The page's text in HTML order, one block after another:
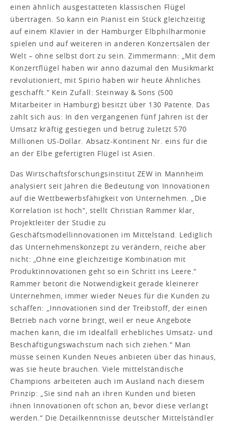
einen ähnlich ausgestatteten klassischen Flügel
übertragen. So kann ein Pianist ein Stück gleichzeitig
auf einem Klavier in der Hamburger Elbphilharmonie
spielen und auf weiteren in anderen Konzertsälen der
Welt – ohne selbst dort zu sein. Zimmermann: „Mit dem
Konzertflügel haben wir anno dazumal den Musikmarkt
revolutioniert, mit Spirio haben wir heute Ähnliches
geschafft.“ Kein Zufall: Steinway & Sons (500
Mitarbeiter in Hamburg) besitzt über 130 Patente. Das
zahlt sich aus: In den vergangenen fünf Jahren ist der
Umsatz kräftig gestiegen und betrug zuletzt 570
Millionen US-Dollar. Absatz-Kontinent Nr. eins für die
an der Elbe gefertigten Flügel ist Asien.
Das Wirtschaftsforschungsinstitut ZEW in Mannheim
analysiert seit Jahren die Bedeutung von Innovationen
auf die Wettbewerbsfähigkeit von Unternehmen. „Die
Korrelation ist hoch“, stellt Christian Rammer klar,
Projektleiter der Studie zu
Geschäftsmodellinnovationen im Mittelstand. Lediglich
das Unternehmenskonzept zu verändern, reiche aber
nicht: „Ohne eine gleichzeitige Kombination mit
Produktinnovationen geht so ein Schritt ins Leere.“
Rammer betont die Notwendigkeit gerade kleinerer
Unternehmen, immer wieder Neues für die Kunden zu
schaffen: „Innovationen sind der Treibstoff, der einen
Betrieb nach vorne bringt, weil er neue Angebote
machen kann, die im Idealfall erhebliches Umsatz- und
Beschäftigungswachstum nach sich ziehen.“ Man
müsse seinen Kunden Neues anbieten über das hinaus,
was sie heute brauchen. Viele mittelständische
Champions arbeiteten auch im Ausland nach diesem
Prinzip: „Sie sind nah an ihren Kunden und bieten
ihnen Innovationen oft schon an, bevor diese verlangt
werden.“ Die Detailkenntnisse deutscher Mittelständler